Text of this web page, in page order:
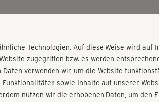
Technologien. Auf diese Weise wird auf
zugegriffen bzw. es werden
verwenden wir, um die Website
sowie Inhalte auf unserer
nutzen wir die erhobenen Daten, um den